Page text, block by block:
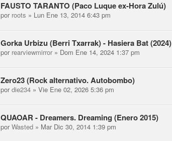
FAUSTO TARANTO (Paco Luque ex-Hora Zulú)
por roots » Lun Ene 13, 2014 6:43 pm
Gorka Urbizu (Berri Txarrak) - Hasiera Bat (2024)
por rearviewmirror » Dom Ene 14, 2024 1:37 pm
Zero23 (Rock alternativo. Autobombo)
pordie234 » Vie Ene 02, 2026 5:36 pm
QUAOAR - Dreamers. Dreaming (Enero 2015)
porWasted » Mar Dic 30, 2014 1:39 pm